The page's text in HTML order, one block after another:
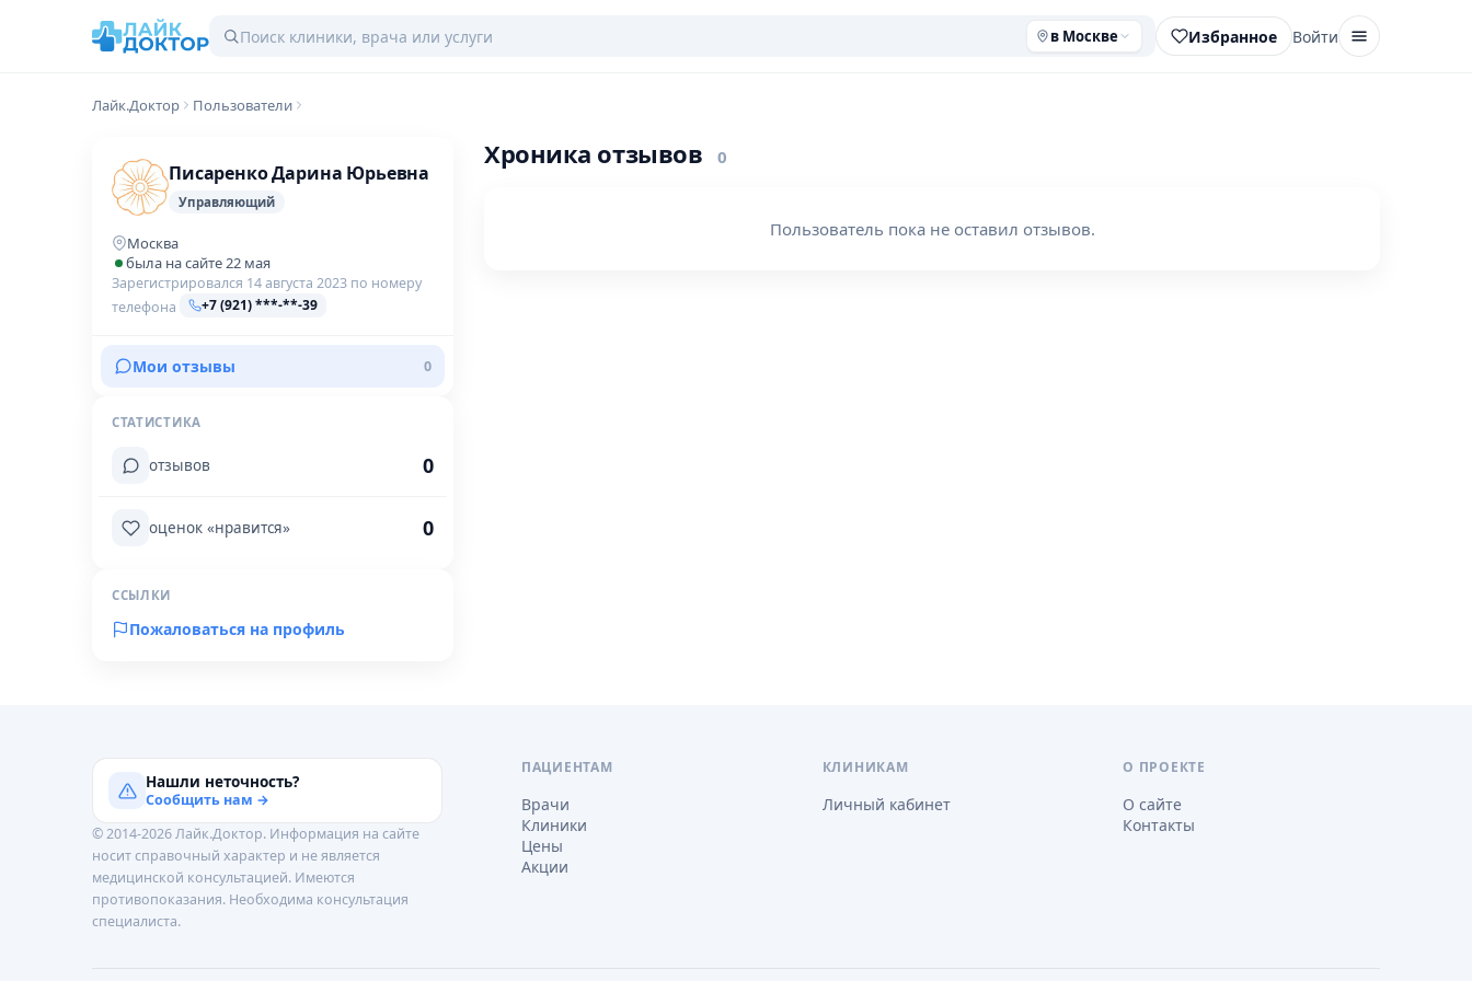
в Москве Избранное Войти
Лайк.Доктор Пользователи
Писаренко Дарина Юрьевна
Управляющий
Москва
была на сайте 22 мая
Зарегистрировался 14 августа 2023 по номеру
телефона
+7 (921) ***-**-39
Мои отзывы 0
СТАТИСТИКА
отзывов 0
оценок «нравится» 0
ССЫЛКИ
Пожаловаться на профиль
Хроника отзывов 0
Пользователь пока не оставил отзывов.
Нашли неточность?
Сообщить нам →
© 2014-2026 Лайк.Доктор. Информация на сайте
носит справочный характер и не является
медицинской консультацией. Имеются
противопоказания. Необходима консультация
специалиста.
ПАЦИЕНТАМ
Врачи
Клиники
Цены
Акции
КЛИНИКАМ
Личный кабинет
О ПРОЕКТЕ
О сайте
Контакты